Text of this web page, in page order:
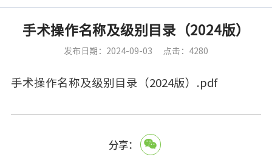
手术操作名称及级别目录（2024版）
发布日期：2024-09-03 点击：4280
手术操作名称及级别目录（2024版）.pdf
分享：